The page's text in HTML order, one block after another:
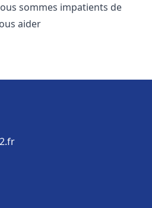
sommes impatients de
aider